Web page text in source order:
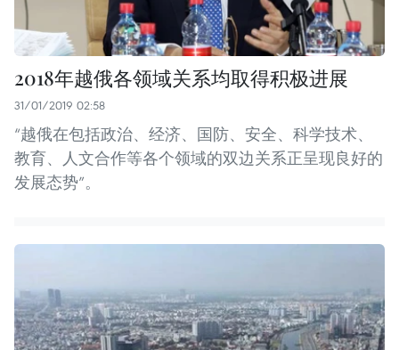
2018年越俄各领域关系均取得积极进展
31/01/2019 02:58
“越俄在包括政治、经济、国防、安全、科学技术、
教育、人文合作等各个领域的双边关系正呈现良好的
发展态势”。